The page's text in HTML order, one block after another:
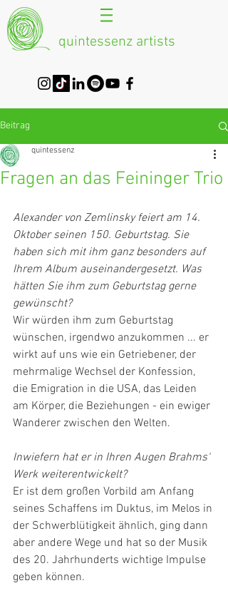
quintessenz artists
Beitrag
Fragen an das Feininger Trio
quintessenz
Alexander von Zemlinsky feiert am 14.
Oktober seinen 150. Geburtstag. Sie
haben sich mit ihm ganz besonders auf
Ihrem Album auseinandergesetzt. Was
hätten Sie ihm zum Geburtstag gerne
gewünscht?
Wir würden ihm zum Geburtstag
wünschen, irgendwo anzukommen ... er
wirkt auf uns wie ein Getriebener, der
mehrmalige Wechsel der Konfession,
die Emigration in die USA, das Leiden
am Körper, die Beziehungen - ein ewiger
Wanderer zwischen den Welten.
Inwiefern hat er in Ihren Augen Brahms‘
Werk weiterentwickelt?
Er ist dem großen Vorbild am Anfang
seines Schaffens im Duktus, im Melos in
der Schwerblütigkeit ähnlich, ging dann
aber andere Wege und hat so der Musik
des 20. Jahrhunderts wichtige Impulse
geben können.